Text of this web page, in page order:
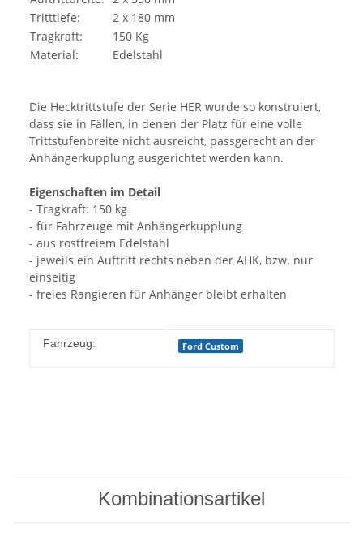
Tritttiefe:
2 x 180 mm
Tragkraft:
150 Kg
Material:
Edelstahl
Die Hecktrittstufe der Serie HER wurde so konstruiert,
dass sie in Fällen, in denen der Platz für eine volle
Trittstufenbreite nicht ausreicht, passgerecht an der
Anhängerkupplung ausgerichtet werden kann.
Eigenschaften im Detail
- Tragkraft: 150 kg
- für Fahrzeuge mit Anhängerkupplung
- aus rostfreiem Edelstahl
- jeweils ein Auftritt rechts neben der AHK, bzw. nur
einseitig
- freies Rangieren für Anhänger bleibt erhalten
Produkteigenschaft
Wert
Fahrzeug: Ford Custom
Kombinationsartikel